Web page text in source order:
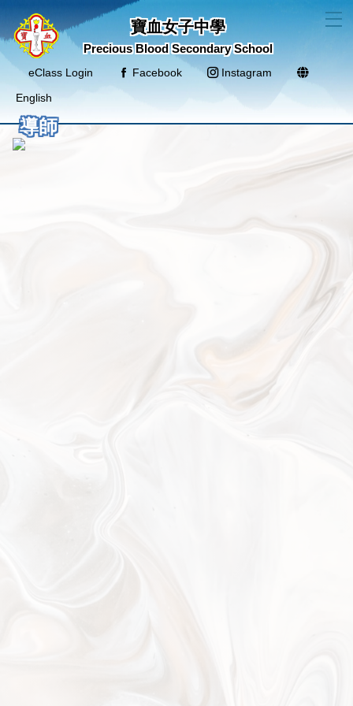
寶血女子中學
Precious Blood Secondary School
eClass Login Facebook
Instagram
English
導師